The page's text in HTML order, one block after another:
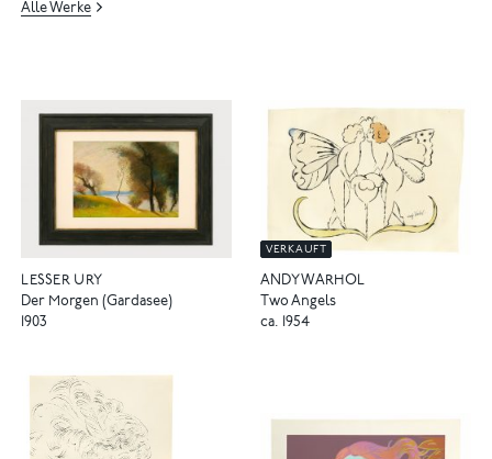
Alle Werke
LESSER URY
Der Morgen (Gardasee)
1903
VERKAUFT
ANDY WARHOL
Two Angels
ca. 1954